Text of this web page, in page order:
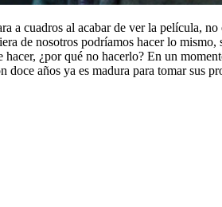
a cuadros al acabar de ver la película,
de nosotros podríamos hacer lo
hacer, ¿por qué no hacerlo? En un
doce años ya es madura para tomar sus